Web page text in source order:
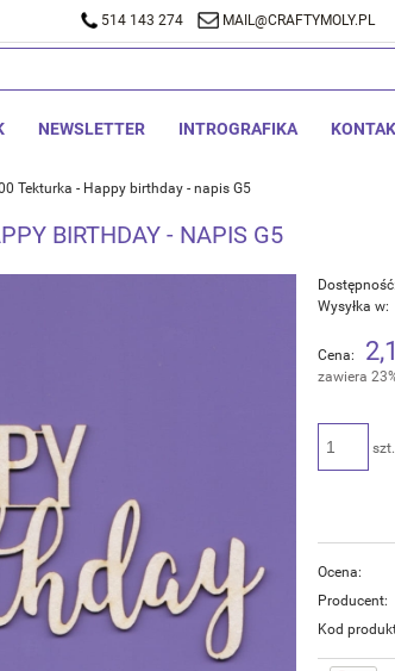
514 143 274
NEWSLETTER INTROGRAFIKA
Tekturka - Happy birthday - napis G5
514 143 274 MAIL@CRAFTYMOLY.PL
BIRTHDAY - NAPIS G5
Wysyłka w:
Cena:
zawiera
szt.
Ocena:
Producent:
Kod